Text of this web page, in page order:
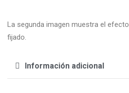
La segunda imagen muestra el
fijado.
Información adicional